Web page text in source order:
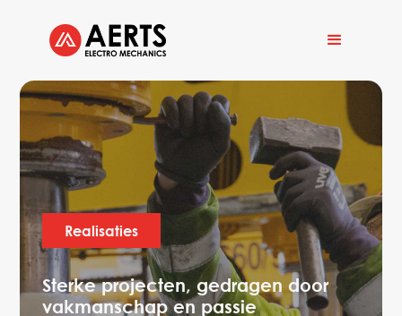
Realisaties
Sterke projecten, gedragen door
vakmanschap en passie